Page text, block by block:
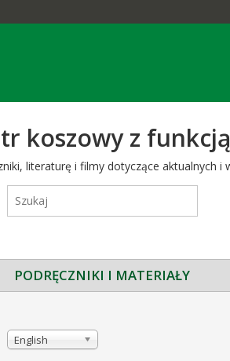
koszowy z
literaturę i filmy dotyczące aktualnych
PODRĘCZNIKI I MATERIAŁY
English